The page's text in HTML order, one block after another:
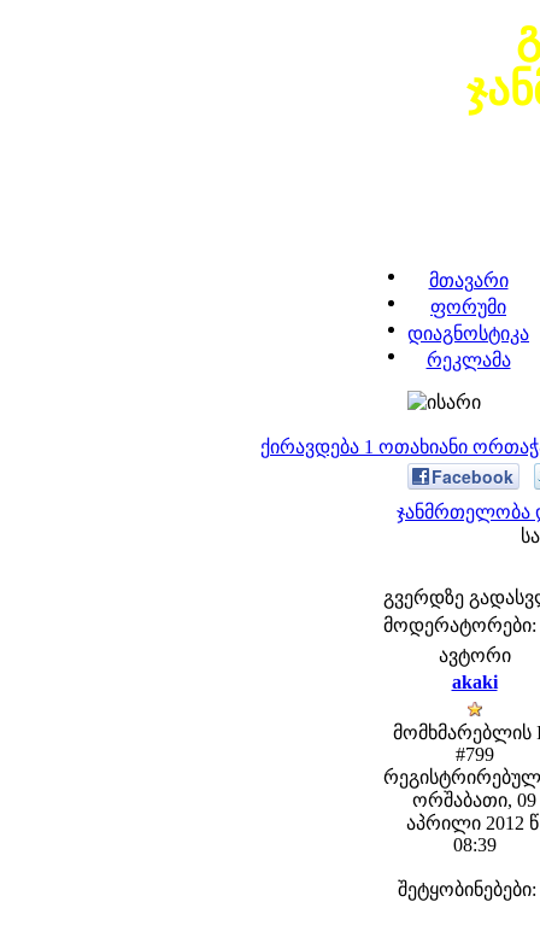
მთავარი
ფორუმი
დიაგნოსტიკა
რეკლამა
ქირავდება 1 ოთახიანი
Facebook
ჯანმრთელობა
გვერდზე
მოდერატორები:
ავტორი
akaki
მომხმარებლის
#799
ორშაბათი, 09
აპრილი 2012
08:39
შეტყობინებები: